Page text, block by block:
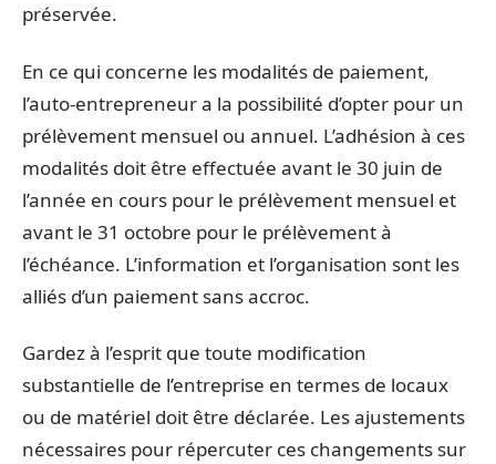
préservée.
En ce qui concerne les modalités de paiement,
l’auto-entrepreneur a la possibilité d’opter pour un
prélèvement mensuel ou annuel. L’adhésion à ces
modalités doit être effectuée avant le 30 juin de
l’année en cours pour le prélèvement mensuel et
avant le 31 octobre pour le prélèvement à
l’échéance. L’information et l’organisation sont les
alliés d’un paiement sans accroc.
Gardez à l’esprit que toute modification
substantielle de l’entreprise en termes de locaux
ou de matériel doit être déclarée. Les ajustements
nécessaires pour répercuter ces changements sur